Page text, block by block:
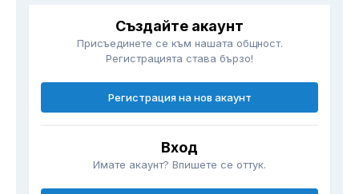
Създайте акаунт
Присъединете се към нашата общност.
Регистрацията става бързо!
Регистрация на нов акаунт
Вход
Имате акаунт? Впишете се оттук.